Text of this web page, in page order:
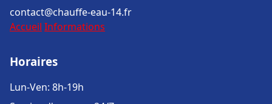
contact@chauffe-eau-14.fr
Accueil Informations
Horaires
Lun-Ven: 8h-19h